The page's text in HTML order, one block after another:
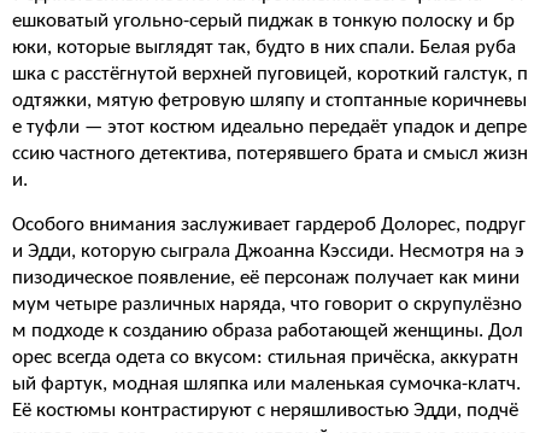
ешковатый угольно-серый пиджак в тонкую полоску и бр
юки, которые выглядят так, будто в них спали. Белая руба
шка с расстёгнутой верхней пуговицей, короткий галстук, п
одтяжки, мятую фетровую шляпу и стоптанные коричневы
е туфли — этот костюм идеально передаёт упадок и депре
ссию частного детектива, потерявшего брата и смысл жизн
и.
Особого внимания заслуживает гардероб Долорес, подруг
и Эдди, которую сыграла Джоанна Кэссиди. Несмотря на э
пизодическое появление, её персонаж получает как мини
мум четыре различных наряда, что говорит о скрупулёзно
м подходе к созданию образа работающей женщины. Дол
орес всегда одета со вкусом: стильная причёска, аккуратн
ый фартук, модная шляпка или маленькая сумочка-клатч.
Её костюмы контрастируют с неряшливостью Эдди, подчё